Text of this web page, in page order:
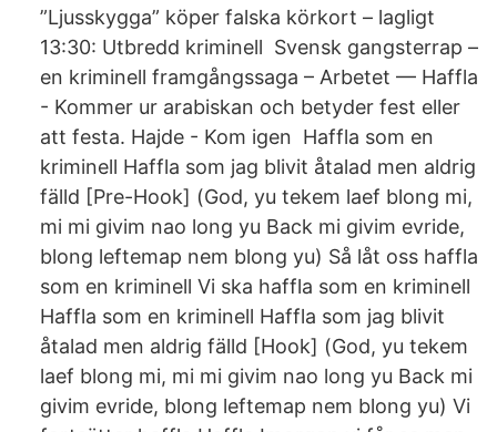
”Ljusskygga” köper falska körkort – lagligt
13:30: Utbredd kriminell Svensk gangsterrap –
en kriminell framgångssaga – Arbetet — Haffla
- Kommer ur arabiskan och betyder fest eller
att festa. Hajde - Kom igen Haffla som en
kriminell Haffla som jag blivit åtalad men aldrig
fälld [Pre-Hook] (God, yu tekem laef blong mi,
mi mi givim nao long yu Back mi givim evride,
blong leftemap nem blong yu) Så låt oss haffla
som en kriminell Vi ska haffla som en kriminell
Haffla som en kriminell Haffla som jag blivit
åtalad men aldrig fälld [Hook] (God, yu tekem
laef blong mi, mi mi givim nao long yu Back mi
givim evride, blong leftemap nem blong yu) Vi